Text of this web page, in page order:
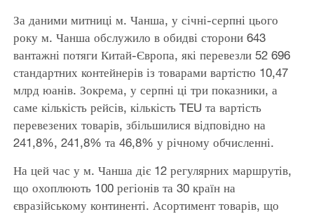
За даними митниці м. Чанша, у січні-серпні цього
року м. Чанша обслужило в обидві сторони 643
вантажні потяги Китай-Європа, які перевезли 52 696
стандартних контейнерів із товарами вартістю 10,47
млрд юанів. Зокрема, у серпні ці три показники, а
саме кількість рейсів, кількість TEU та вартість
перевезених товарів, збільшилися відповідно на
241,8%, 241,8% та 46,8% у річному обчисленні.
На цей час у м. Чанша діє 12 регулярних маршрутів,
що охоплюють 100 регіонів та 30 країн на
євразійському континенті. Асортимент товарів, що